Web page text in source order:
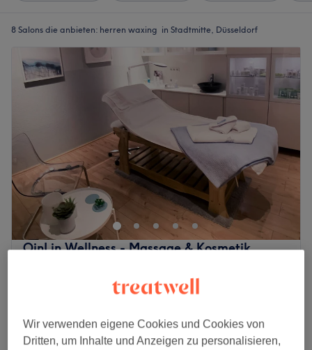
8 Salons die anbieten: herren waxing in Stadtmitte, Düsseldorf
QinLin Wellness - Massage & Kosmetik
Stadtmitte, Düsseldorf
Auf Karte anzeigen
Waxing - Ohren
Wir verwenden eigene Cookies und Cookies von
Dritten, um Inhalte und Anzeigen zu personalisieren,